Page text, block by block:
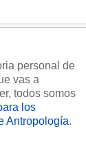
personal de
vas a
todos somos
los
Antropología.